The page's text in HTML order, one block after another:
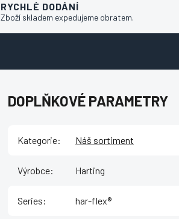
RYCHLÉ DODÁNÍ
Zboží skladem expedujeme obratem.
DOPLŇKOVÉ PARAMETRY
Kategorie: Náš sortiment
Výrobce: Harting
Series: har-flex®